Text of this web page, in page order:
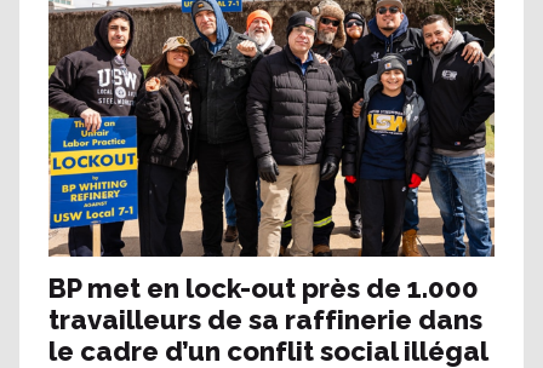
BP met en lock-out près de 1.000
travailleurs de sa raffinerie dans
le cadre d’un conflit social illégal